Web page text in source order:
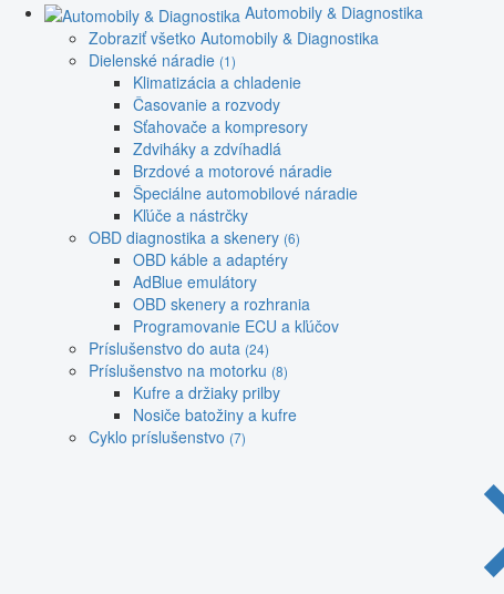
Automobily & Diagnostika
Zobraziť všetko Automobily & Diagnostika
Dielenské náradie (1)
Klimatizácia a chladenie
Časovanie a rozvody
Sťahovače a kompresory
Zdviháky a zdvíhadlá
Brzdové a motorové náradie
Špeciálne automobilové náradie
Kľúče a nástrčky
OBD diagnostika a skenery (6)
OBD káble a adaptéry
AdBlue emulátory
OBD skenery a rozhrania
Programovanie ECU a kľúčov
Príslušenstvo do auta (24)
Príslušenstvo na motorku (8)
Kufre a držiaky prilby
Nosiče batožiny a kufre
Cyklo príslušenstvo (7)